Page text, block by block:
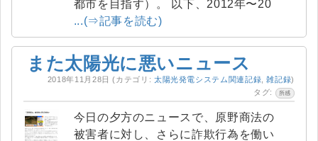
都市を目指す）。 以下、2012年〜20
...(⇒記事を読む)
また太陽光に悪いニュース
2018年11月28日 (カテゴリ: 太陽光発電システム関連記録 ,雑記録)
タグ:
所感
今日の夕方のニュースで、原野商法の
被害者に対し、さらに詐欺行為を働い